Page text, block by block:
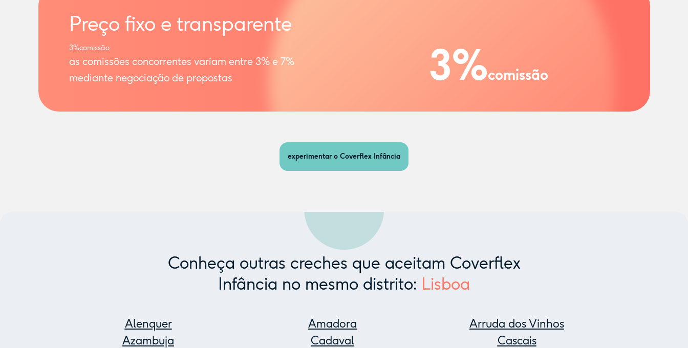
Preço fixo e transparente
3%comissão
as comissões concorrentes variam entre 3% e 7%
mediante negociação de propostas
3%comissão
experimentar o Coverflex Infância
Conheça outras creches que aceitam Coverflex
Infância no mesmo distrito: Lisboa
Alenquer Amadora
Arruda dos Vinhos
Azambuja
Cadaval
Cascais